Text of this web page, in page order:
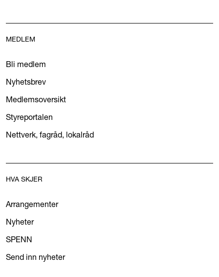
MEDLEM
Bli medlem
Nyhetsbrev
Medlemsoversikt
Styreportalen
Nettverk, fagråd, lokalråd
HVA SKJER
Arrangementer
Nyheter
SPENN
Send inn nyheter